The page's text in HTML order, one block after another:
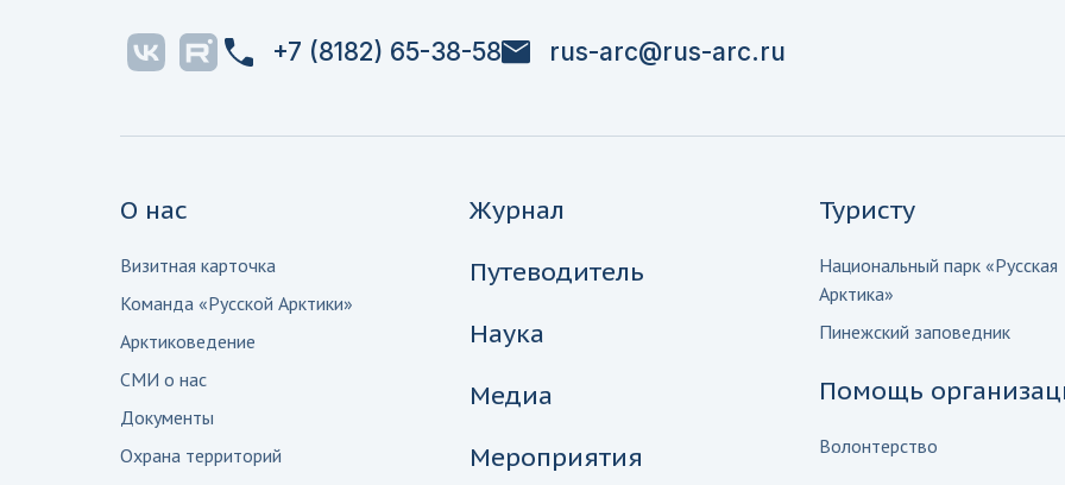
+7 (8182) 65-38-58 rus-arc@rus-arc.ru
О нас
Визитная карточка
Команда «Русской Арктики»
Арктиковедение
СМИ о нас
Документы
Охрана территорий
Журнал
Путеводитель
Наука
Медиа
Мероприятия
Туристу
Национальный парк «Русская
Арктика»
Пинежский заповедник
Помощь
Волонтерство